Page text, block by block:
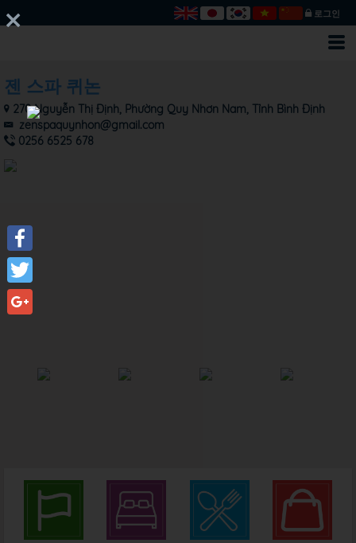
로그인
Facebook
Twitter
젠 스파 퀴논
270 Nguyễn Thị Định, Phường Quy Nhơn Nam, Tỉnh Bình Định
zenspaquynhon@gmail.com
0256 6525 678